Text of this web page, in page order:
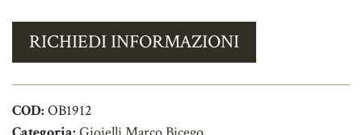
RICHIEDI INFORMAZIONI
COD: OB1912